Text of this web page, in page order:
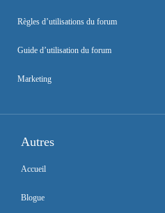
Règles d’utilisations du forum
Guide d’utilisation du forum
Marketing
Autres
Accueil
Blogue